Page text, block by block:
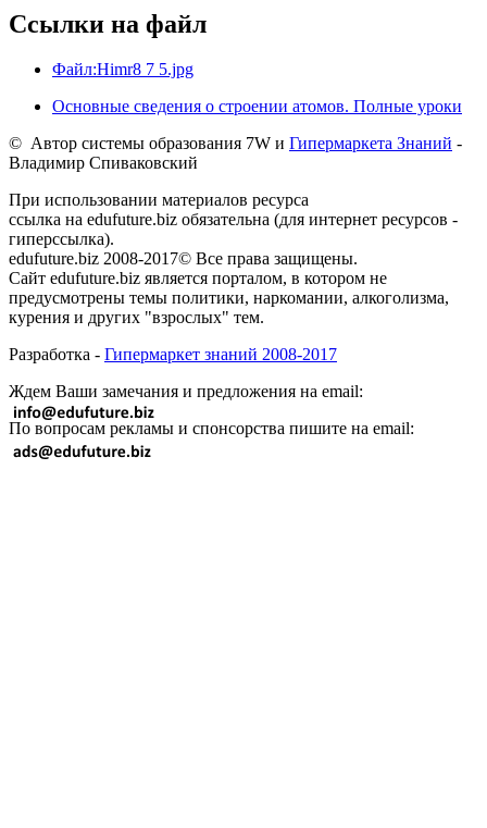
Ссылки на файл
Файл:Himr8 7 5.jpg
Основные сведения о строении атомов. Полные уроки
© Автор системы образования 7W и Гипермаркета Знаний -
Владимир Спиваковский
При использовании материалов ресурса
ссылка на edufuture.biz обязательна (для интернет ресурсов -
гиперссылка).
edufuture.biz 2008-2017© Все права защищены.
Сайт edufuture.biz является порталом, в котором не
предусмотрены темы политики, наркомании, алкоголизма,
курения и других "взрослых" тем.
Разработка - Гипермаркет знаний 2008-2017
Ждем Ваши замечания и предложения на email:
По вопросам рекламы и спонсорства пишите на email: